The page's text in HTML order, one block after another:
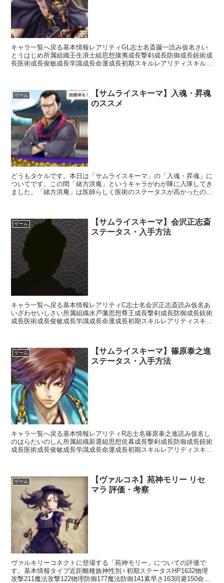
キャラ一覧へ戻る基本情報レアリティGL志士名斎藤一読み仮名さい
とうはじめ所属組織壬生浪士組思想攘夷成長撃剣成長防御成長銃術成
長医術成長俊敏成長学識成長命運成長初期スキルレアリティスキル名
ゲーム
【サムライスキーマ】入魂・昇魂
のススメ
どうもタケルです。本日は「サムライスキーマ」の「入魂・昇魂」に
ついてです。この間「緒方洪庵」というキャラがわが隊に入隊してき
ました。「緒方洪庵」は医師らしく医術のステータスが高かったの
ゲーム
【サムライスキーマ】会沢正志斎
ステータス・入手方法
キャラ一覧へ戻る基本情報レアリティC志士名会沢正志斎読み仮名あ
いざわせいしさい所属組織水戸藩思想尊王成長撃剣成長防御成長銃術
成長医術成長俊敏成長学識成長命運成長初期スキルレアリティスキル
ゲーム
【サムライスキーマ】篠原泰之進
ステータス・入手方法
キャラ一覧へ戻る基本情報レアリティR志士名篠原泰之進読み仮名し
のはらたいのしん所属組織新選組思想佐幕成長撃剣成長防御成長銃術
成長医術成長俊敏成長学識成長命運成長初期スキルレアリティスキル
ゲーム
【ヴァルコネ】苑神モリー リセ
マラ 評価・考察
ヴァルキリーコネクトに登場する「苑神モリー」についての評価で
す。基本情報タイプ近距離種族神性別♀初期ステータスHP1632物理
攻撃211魔法攻撃122物理防御177魔法防御141素早さ163回避150命中